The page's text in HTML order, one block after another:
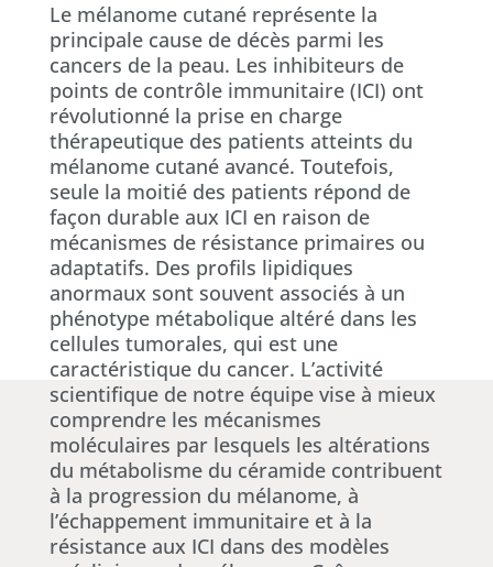
Le mélanome cutané représente la
principale cause de décès parmi les
cancers de la peau. Les inhibiteurs de
points de contrôle immunitaire (ICI) ont
révolutionné la prise en charge
thérapeutique des patients atteints du
mélanome cutané avancé. Toutefois,
seule la moitié des patients répond de
façon durable aux ICI en raison de
mécanismes de résistance primaires ou
adaptatifs. Des profils lipidiques
anormaux sont souvent associés à un
phénotype métabolique altéré dans les
cellules tumorales, qui est une
caractéristique du cancer. L’activité
scientifique de notre équipe vise à mieux
comprendre les mécanismes
moléculaires par lesquels les altérations
du métabolisme du céramide contribuent
à la progression du mélanome, à
l’échappement immunitaire et à la
résistance aux ICI dans des modèles